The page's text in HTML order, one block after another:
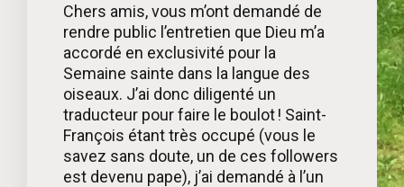
Chers amis, vous m’ont demandé de
rendre public l’entretien que Dieu m’a
accordé en exclusivité pour la
Semaine sainte dans la langue des
oiseaux. J’ai donc diligenté un
traducteur pour faire le boulot ! Saint-
François étant très occupé (vous le
savez sans doute, un de ces followers
est devenu pape), j’ai demandé à l’un